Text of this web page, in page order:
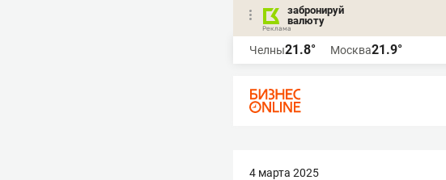
забронируй
валюту
Челны21.8° Москва21.9°
4 марта 2025